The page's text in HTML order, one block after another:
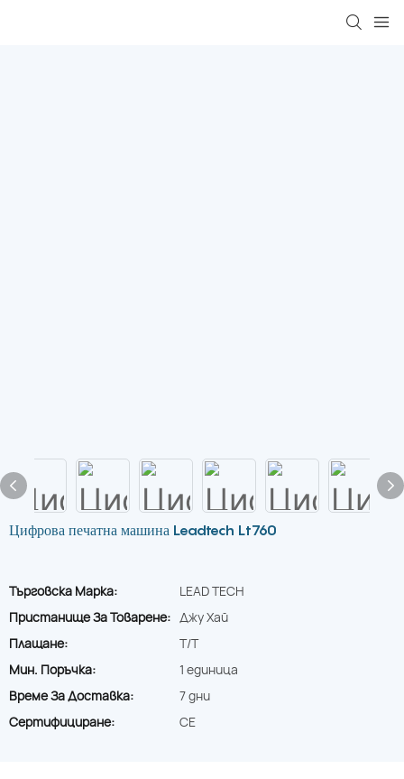
Цифрова печатна машина Leadtech Lt760
Търговска Марка:
LEAD TECH
Пристанище За Товарене: Джу Хай
Плащане:
T/T
Мин. Поръчка:
1 единица
Време За Доставка:
7 дни
Сертифициране:
CE